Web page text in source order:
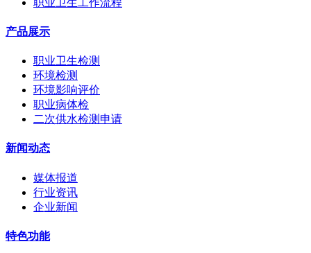
产品展示
职业卫生检测
环境检测
环境影响评价
职业病体检
二次供水检测申请
新闻动态
媒体报道
行业资讯
企业新闻
特色功能